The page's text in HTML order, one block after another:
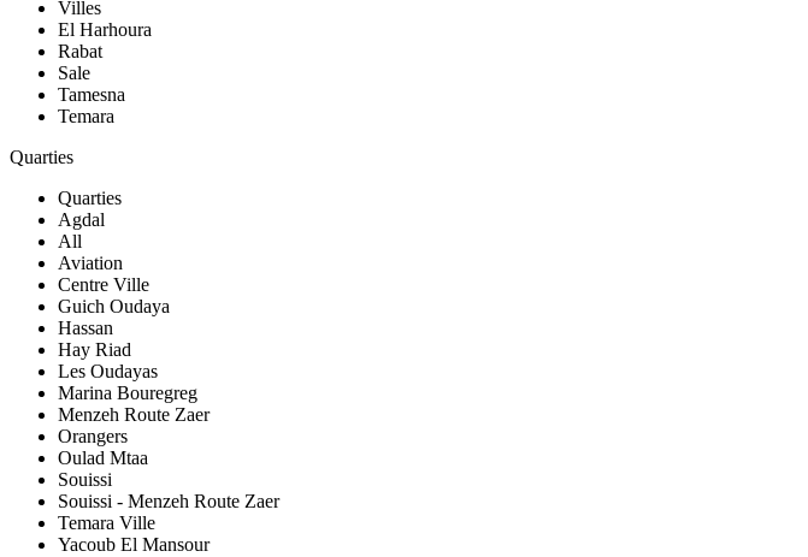
Villes
El Harhoura
Rabat
Sale
Tamesna
Temara
Quarties
Quarties
Agdal
All
Aviation
Centre Ville
Guich Oudaya
Hassan
Hay Riad
Les Oudayas
Marina Bouregreg
Menzeh Route Zaer
Orangers
Oulad Mtaa
Souissi
Souissi - Menzeh Route Zaer
Temara Ville
Yacoub El Mansour